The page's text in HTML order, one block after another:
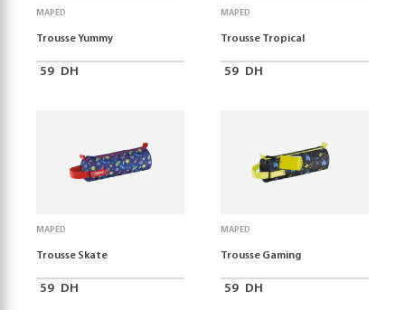
MAPED
Trousse Yummy
59 DH
MAPED
Trousse Tropical
59 DH
MAPED
Trousse Skate
59 DH
MAPED
Trousse Gaming
59 DH